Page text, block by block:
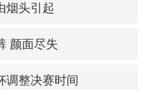
烟头引起
颜面尽失
调整决赛时间